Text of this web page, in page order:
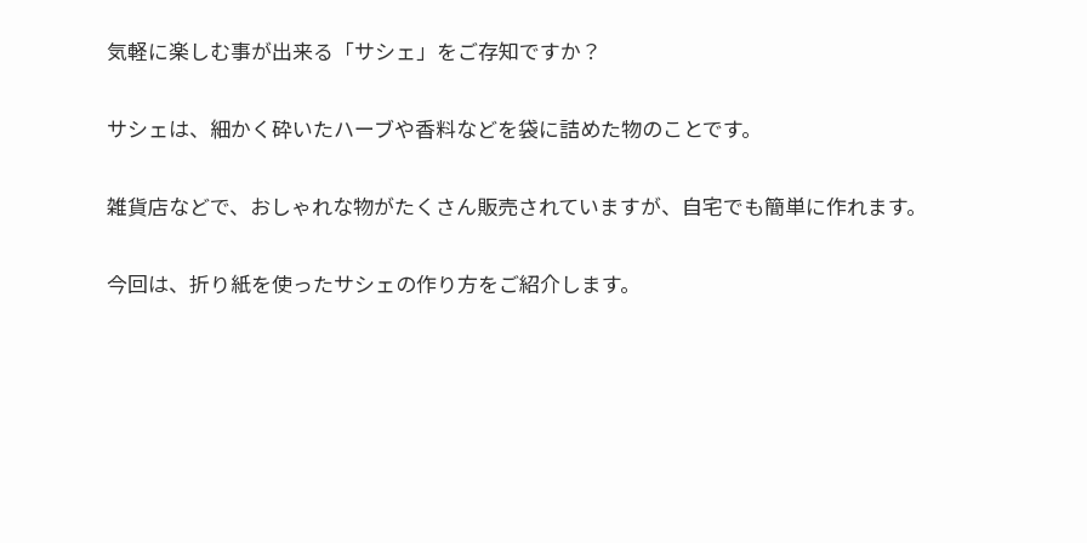
気軽に楽しむ事が出来る「サシェ」をご存知ですか？
サシェは、細かく砕いたハーブや香料などを袋に詰めた物のことです。
雑貨店などで、おしゃれな物がたくさん販売されていますが、自宅でも簡単に作れます。
今回は、折り紙を使ったサシェの作り方をご紹介します。